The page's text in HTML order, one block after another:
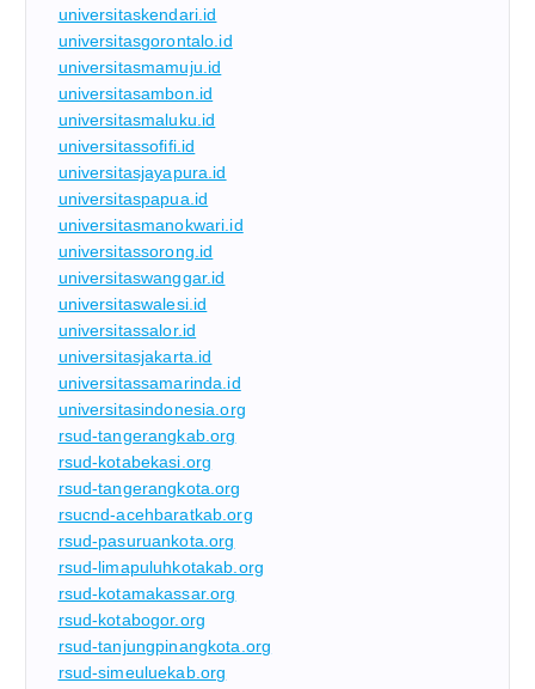
universitaskendari.id
universitasgorontalo.id
universitasmamuju.id
universitasambon.id
universitasmaluku.id
universitassofifi.id
universitasjayapura.id
universitaspapua.id
universitasmanokwari.id
universitassorong.id
universitaswanggar.id
universitaswalesi.id
universitassalor.id
universitasjakarta.id
universitassamarinda.id
universitasindonesia.org
rsud-tangerangkab.org
rsud-kotabekasi.org
rsud-tangerangkota.org
rsucnd-acehbaratkab.org
rsud-pasuruankota.org
rsud-limapuluhkotakab.org
rsud-kotamakassar.org
rsud-kotabogor.org
rsud-tanjungpinangkota.org
rsud-simeuluekab.org